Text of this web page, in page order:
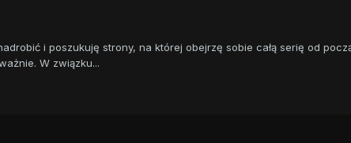
i poszukuję strony, na której obejrzę sobie całą serię od
W związku...